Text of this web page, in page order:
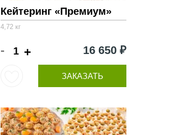
Кейтеринг «Премиум»
4,72 кг
- + 16 650 ₽
ЗАКАЗАТЬ